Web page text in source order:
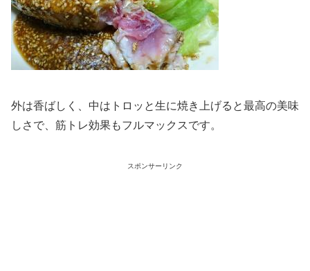
外は香ばしく、中はトロッと生に焼き上げると最高の美味
しさで、筋トレ効果もフルマックスです。
スポンサーリンク